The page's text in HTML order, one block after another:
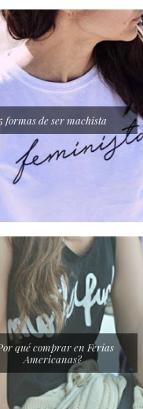
formas de ser machista
qué comprar en Ferias
Americanas?